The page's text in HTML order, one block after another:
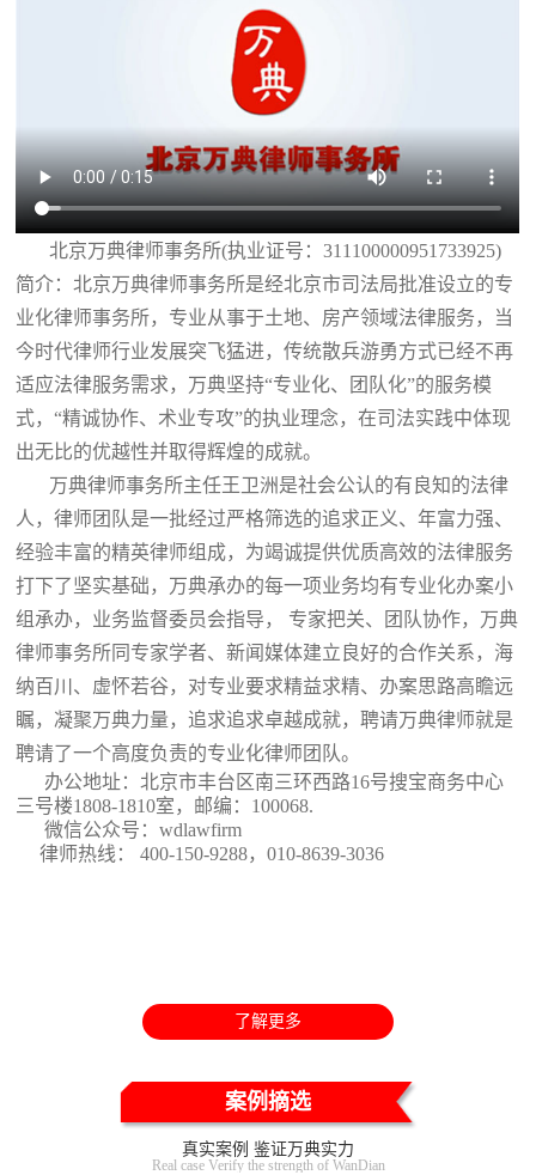
北京万典律师事务所(执业证号：311100000951733925)
简介：北京万典律师事务所是经北京市司法局批准设立的专
业化律师事务所，专业从事于土地、房产领域法律服务，当
今时代律师行业发展突飞猛进，传统散兵游勇方式已经不再
适应法律服务需求，万典坚持“专业化、团队化”的服务模
式，“精诚协作、术业专攻”的执业理念，在司法实践中体现
出无比的优越性并取得辉煌的成就。
万典律师事务所主任王卫洲是社会公认的有良知的法律
人，律师团队是一批经过严格筛选的追求正义、年富力强、
经验丰富的精英律师组成，为竭诚提供优质高效的法律服务
打下了坚实基础，万典承办的每一项业务均有专业化办案小
组承办，业务监督委员会指导， 专家把关、团队协作，万典
律师事务所同专家学者、新闻媒体建立良好的合作关系，海
纳百川、虚怀若谷，对专业要求精益求精、办案思路高瞻远
瞩，凝聚万典力量，追求追求卓越成就，聘请万典律师就是
聘请了一个高度负责的专业化律师团队。
办公地址：北京市丰台区南三环西路16号搜宝商务中心
三号楼1808-1810室 ，邮编：100068.
微信公众号：wdlawfirm
律师热线： 400-150-9288，010-8639-3036
了解更多
案例摘选
真实案例 鉴证万典实力
Real case Verify the strength of WanDian